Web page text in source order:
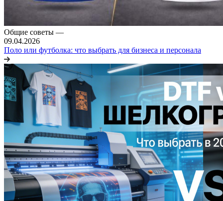
Общие советы —
09.04.2026
Поло или футболка: что выбрать для бизнеса и персонала